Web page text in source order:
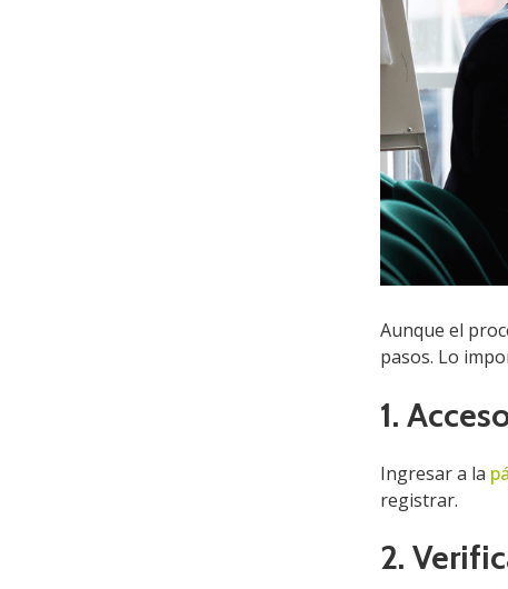
Aunque el
pasos. Lo
1.
Ingresar a la
registrar.
2.